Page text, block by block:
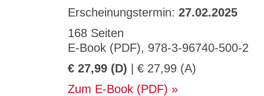
Erscheinungstermin: 27.02.2025
168 Seiten
E-Book (PDF), 978-3-96740-500-2
€ 27,99 (D) | € 27,99 (A)
Zum E-Book (PDF)